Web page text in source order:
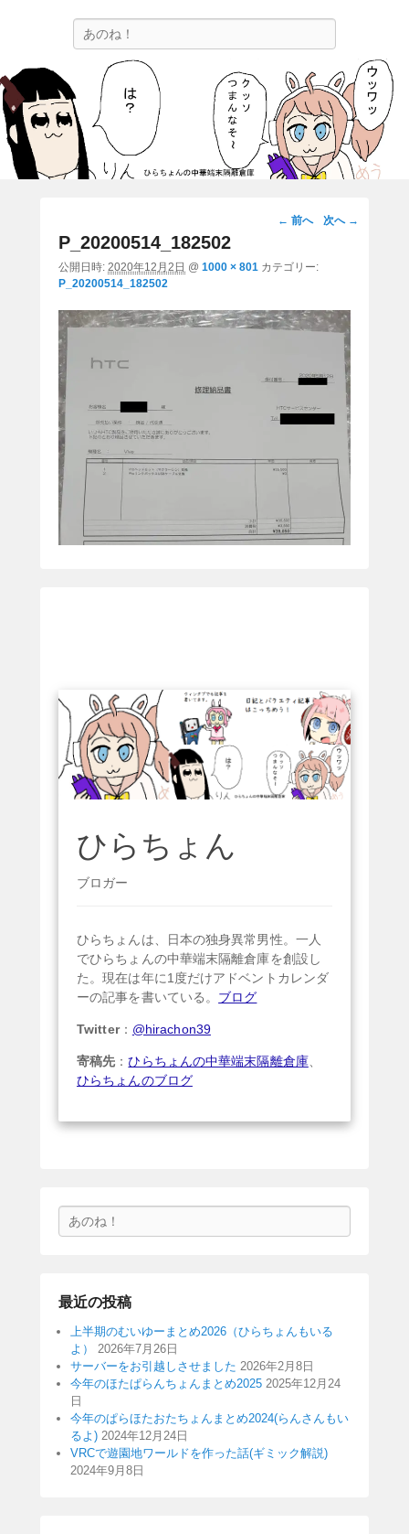
ひらちょんの中華端末隔離倉庫
ほたがページ上部にある検索バーを消してくれたサイトです。
画
ー
ン
← 前へ 次へ →
P_20200514_182502
公開日時: 2020年12月2日 @ 1000 × 801 カテゴリー:
P_20200514_182502
ひらちょん
ブロガー
ひらちょんは、日本の独身異常男性。一人
でひらちょんの中華端末隔離倉庫を創設し
た。現在は年に1度だけアドベントカレンダ
ーの記事を書いている。 ブログ
Twitter： @hirachon39
寄稿先 ：ひらちょんの中華端末隔離倉庫、
ひらちょんのブログ
索
最近の投稿
上半期のむいゆーまとめ2026（ひらちょんもいる
よ）
2026年7月26日
サーバーをお引越しさせました 2026年2月8日
今年のほたぱらんちょんまとめ2025 2025年12月24
日
今年のぱらほたおたちょんまとめ2024(らんさんもい
るよ) 2024年12月24日
VRCで遊園地ワールドを作った話(ギミック解説)
2024年9月8日